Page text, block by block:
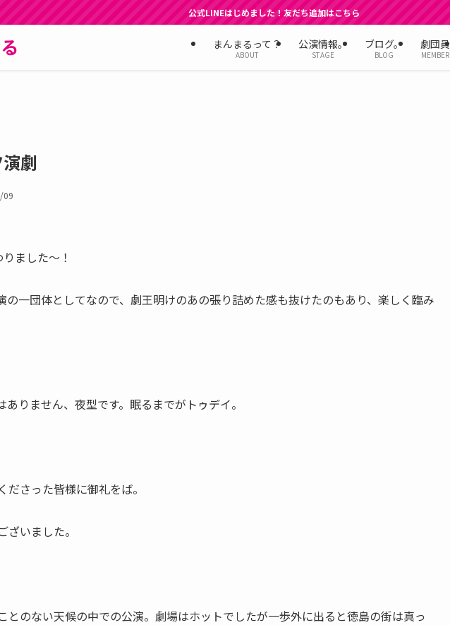
公式LINEはじめました！友だち追加はこちら
まんまるって？
ABOUT
公演情報。
STAGE
ブログ。
BLOG
劇団員
MEMBER
劇
09
ました〜！
の一団体としてなので、劇王明けのあの張り詰めた感も抜けたのもあり、楽しく臨み
りません、夜型です。眠るまでがトゥデイ。
さった皆様に御礼をば。
いました。
とのない天候の中での公演。劇場はホットでしたが一歩外に出ると徳島の街は真っ